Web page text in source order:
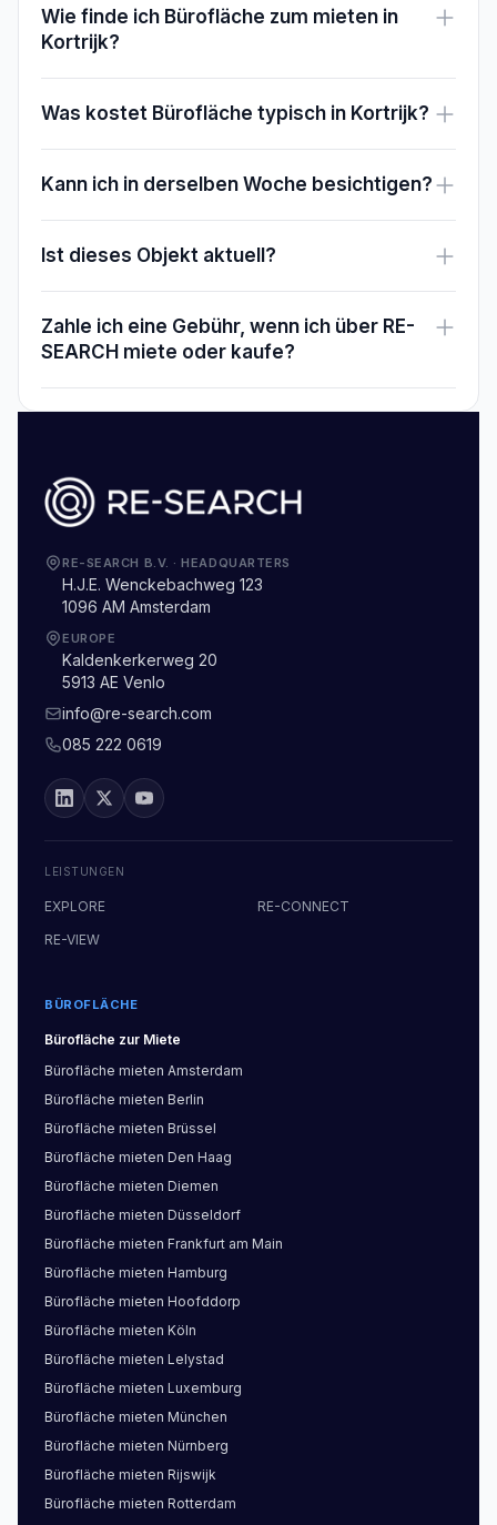
Wie finde ich Bürofläche zum mieten in
Kortrijk?
Was kostet Bürofläche typisch in Kortrijk?
Kann ich in derselben Woche besichtigen?
Ist dieses Objekt aktuell?
Zahle ich eine Gebühr, wenn ich über RE-
SEARCH miete oder kaufe?
RE-SEARCH B.V. ·HEADQUARTERS
H.J.E. Wenckebachweg 123
1096 AM Amsterdam
EUROPE
Kaldenkerkerweg 20
5913 AE Venlo
info@re-search.com
085 222 0619
LEISTUNGEN
EXPLORE
RE-CONNECT
RE-VIEW
BÜROFLÄCHE
Bürofläche zur Miete
Bürofläche mieten Amsterdam
Bürofläche mieten Berlin
Bürofläche mieten Brüssel
Bürofläche mieten Den Haag
Bürofläche mieten Diemen
Bürofläche mieten Düsseldorf
Bürofläche mieten Frankfurt am Main
Bürofläche mieten Hamburg
Bürofläche mieten Hoofddorp
Bürofläche mieten Köln
Bürofläche mieten Lelystad
Bürofläche mieten Luxemburg
Bürofläche mieten München
Bürofläche mieten Nürnberg
Bürofläche mieten Rijswijk
Bürofläche mieten Rotterdam